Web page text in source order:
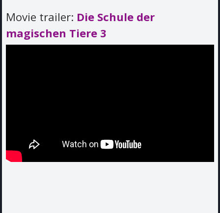
Movie trailer: Die Schule der
magischen Tiere 3